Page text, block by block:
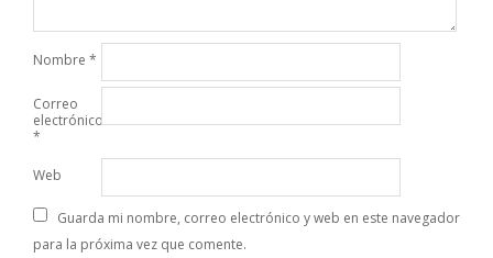
Nombre *
Correo
electrónico
*
Web
Guarda mi nombre, correo electrónico y web en este navegador
para la próxima vez que comente.